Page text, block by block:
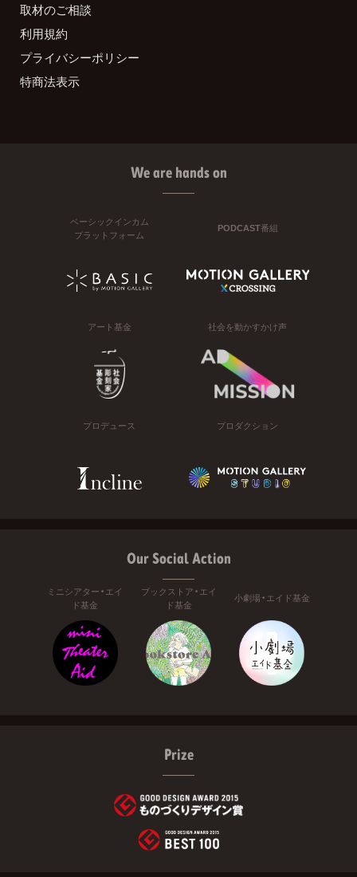
取材のご相談
利用規約
プライバシーポリシー
特商法表示
We are hands on
ベーシックインカム
プラットフォーム
PODCAST番組
アート基金 社会を動かすかけ声
プロデュース プロダクション
Our Social Action
ミニシアター・エイ
ド基金
ブックストア・エイ
ド基金
小劇場・エイド基金
Prize